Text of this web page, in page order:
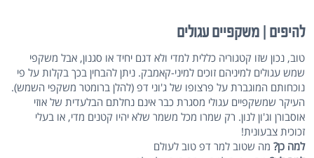
להיפים | משקפיים עגולים
טוב, נכון שזו קטגוריה כללית למדי ולא דגם יחיד או סגנון, אבל משקפי
שמש עגולים למיניהם זוכים למיני-קאמבק. ניתן להבחין בכך בקלות על פי
נוכחותם המוגברת על פרצופו של ג'וני דפ (להלן ברומטר משקפי השמש).
העיקר שמשקפיים עגולי מסגרת כבר אינם נחלתם הבלעדית של אוזי
אוסבורן וג'ון לנון. רק שמרו מכל משמר שלא יהיו קטנים מדי, או בעלי
זכוכית צבעונית!
למה כן? מה שטוב למר דפ טוב לעולם